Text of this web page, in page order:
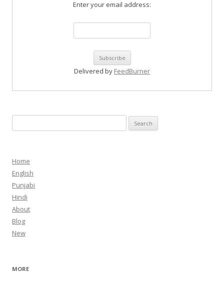
Enter your email address:
Delivered by FeedBurner
for:
Home
English
Punjabi
Hindi
About
Blog
New
MORE